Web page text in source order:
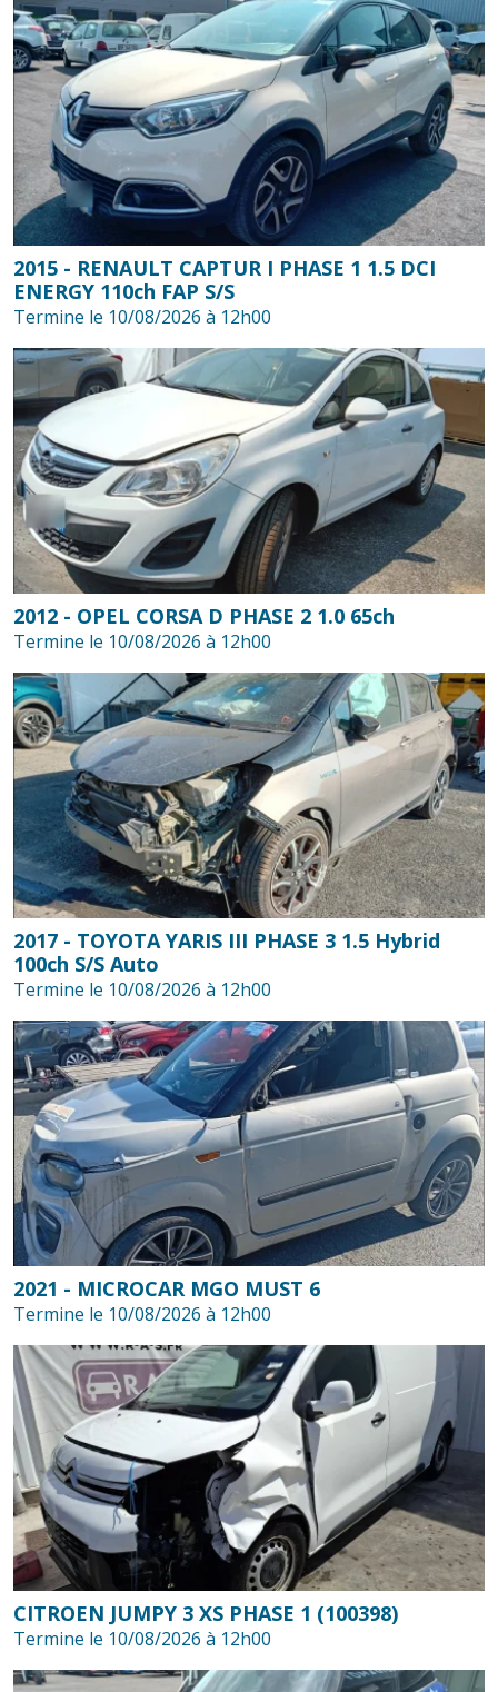
2015 - RENAULT CAPTUR I PHASE 1 1.5 DCI
ENERGY 110ch FAP S/S
Termine le 10/08/2026 à 12h00
2012 - OPEL CORSA D PHASE 2 1.0 65ch
Termine le 10/08/2026 à 12h00
2017 - TOYOTA YARIS III PHASE 3 1.5 Hybrid
100ch S/S Auto
Termine le 10/08/2026 à 12h00
2021 - MICROCAR MGO MUST 6
Termine le 10/08/2026 à 12h00
CITROEN JUMPY 3 XS PHASE 1 (100398)
Termine le 10/08/2026 à 12h00